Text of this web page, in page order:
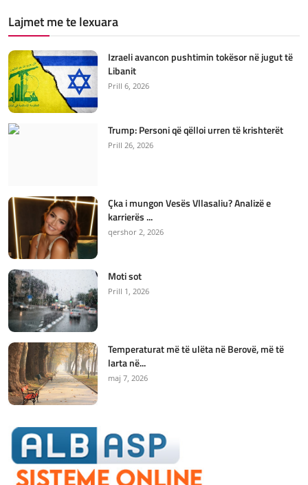
Lajmet me te lexuara
Izraeli avancon pushtimin tokësor në jugut të
Libanit
Prill 6, 2026
Trump: Personi që qëlloi urren të krishterët
Prill 26, 2026
Çka i mungon Vesës Vllasaliu? Analizë e
karrierës ...
qershor 2, 2026
Moti sot
Prill 1, 2026
Temperaturat më të ulëta në Berovë, më të
larta në...
maj 7, 2026